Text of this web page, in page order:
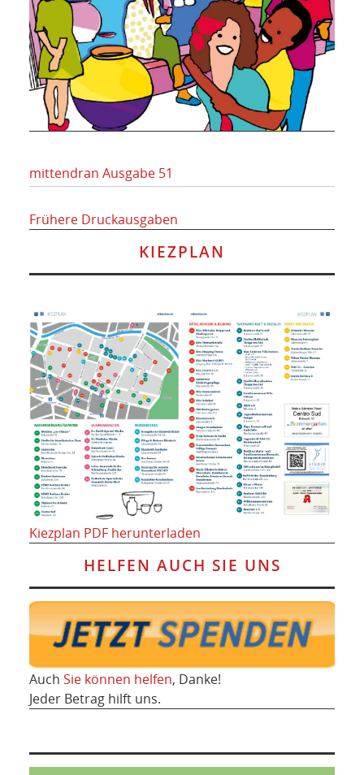
mittendran Ausgabe 51
Frühere Druckausgaben
KIEZPLAN
Kiezplan PDF herunterladen
HELFEN AUCH SIE UNS
Auch Sie können helfen, Danke!
Jeder Betrag hilft uns.